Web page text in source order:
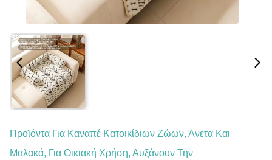
Προϊόντα Για Καναπέ Κατοικίδιων Ζώων, Άνετα Και
Μαλακά, Για Οικιακή Χρήση, Αυξάνουν Την